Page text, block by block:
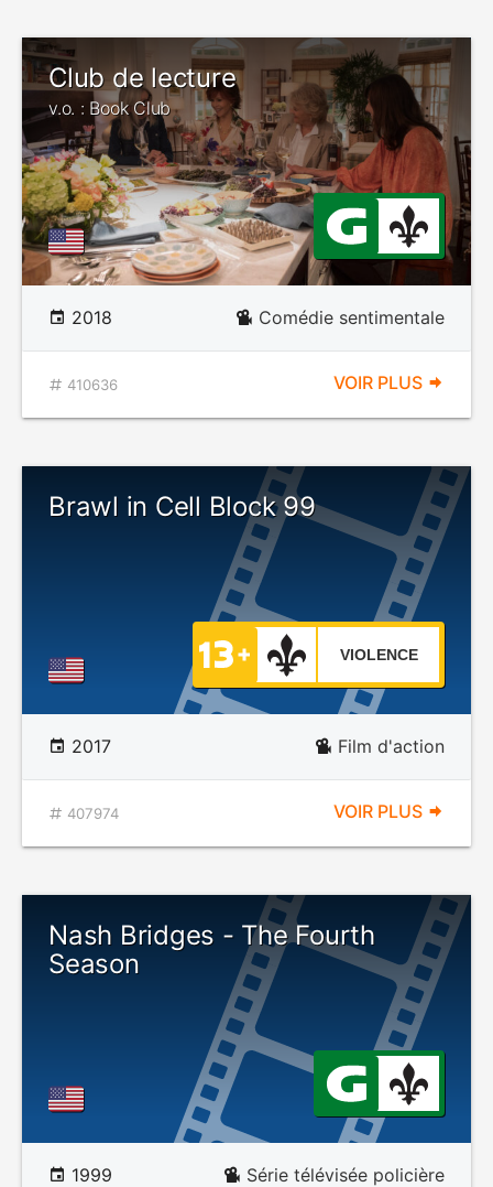
Club de lecture
v.o. : Book Club
2018 Comédie sentimentale
410636 VOIR PLUS
Brawl in Cell Block 99
VIOLENCE
2017 Film d'action
407974 VOIR PLUS
Nash Bridges - The Fourth
Season
1999 Série télévisée policière